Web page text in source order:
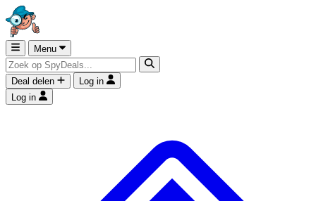
Menu
Deal delen
Log in
Log in